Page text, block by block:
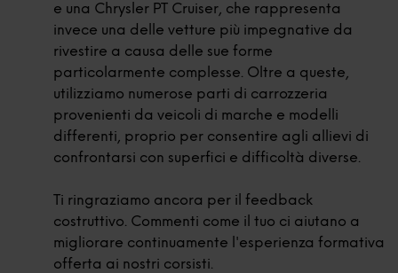
e una Chrysler PT Cruiser, che rappresenta
invece una delle vetture più impegnative da
rivestire a causa delle sue forme
particolarmente complesse. Oltre a queste,
utilizziamo numerose parti di carrozzeria
provenienti da veicoli di marche e modelli
differenti, proprio per consentire agli allievi di
confrontarsi con superfici e difficoltà diverse.
Ti ringraziamo ancora per il feedback
costruttivo. Commenti come il tuo ci aiutano a
migliorare continuamente l'esperienza formativa
offerta ai nostri corsisti.